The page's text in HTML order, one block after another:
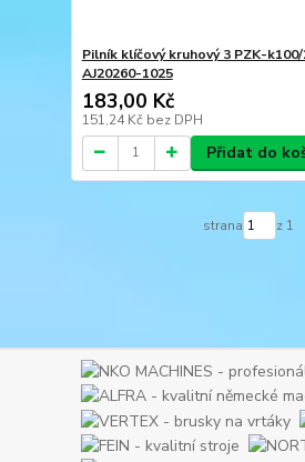
Pilník klíčový kruhový 3 PZK-k100/
AJ20260-1025
183,00 Kč
151,24 Kč bez DPH
Přidat do
strana z 1